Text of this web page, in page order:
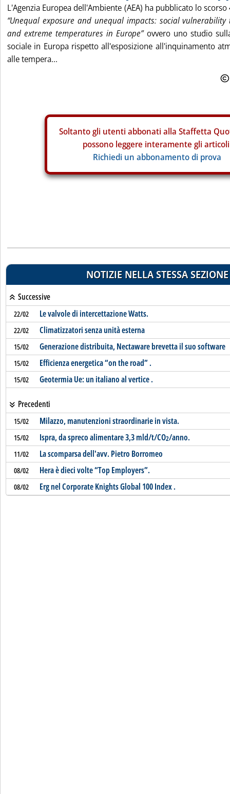
L'Agenzia Europea dell'Ambiente (AEA) ha pubblicato lo
“Unequal exposure and unequal impacts: social
and extreme temperatures in Europe”ovvero uno studio
sociale in Europa rispetto all'esposizione all'inquinamento
alle tempera...
Soltanto gli utenti abbonati alla Staffetta
possono leggere interamente gli
Richiedi un abbonamento di prova
NOTIZIE NELLA STESSA SEZIONE
Successive
22/02 Le valvole di intercettazione Watts.
22/02 Climatizzatori senza unità esterna
15/02 Generazione distribuita, Nectaware brevetta il suo software
15/02 Efficienza energetica “on the road” .
15/02 Geotermia Ue: un italiano al vertice .
Precedenti
15/02 Milazzo, manutenzioni straordinarie in vista.
15/02 Ispra, da spreco alimentare 3,3 mld/t/CO2/anno.
11/02 La scomparsa dell'avv. Pietro Borromeo
08/02 Hera è dieci volte “Top Employers”.
08/02 Erg nel Corporate Knights Global 100 Index .